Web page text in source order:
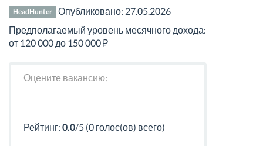
HeadHunter Опубликовано: 27.05.2026
Предполагаемый уровень месячного дохода:
от 120 000 до 150 000 ₽
Оцените вакансию:
Рейтинг: 0.0/5 (0 голос(ов) всего)